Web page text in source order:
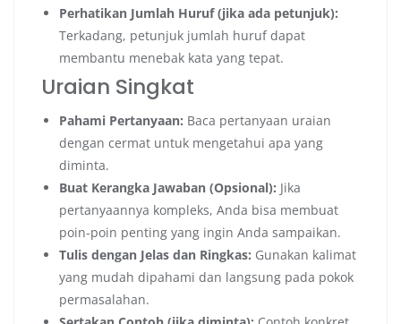
Perhatikan Jumlah Huruf (jika ada petunjuk):
Terkadang, petunjuk jumlah huruf dapat
membantu menebak kata yang tepat.
Uraian Singkat
Pahami Pertanyaan: Baca pertanyaan uraian
dengan cermat untuk mengetahui apa yang
diminta.
Buat Kerangka Jawaban (Opsional): Jika
pertanyaannya kompleks, Anda bisa membuat
poin-poin penting yang ingin Anda sampaikan.
Tulis dengan Jelas dan Ringkas: Gunakan kalimat
yang mudah dipahami dan langsung pada pokok
permasalahan.